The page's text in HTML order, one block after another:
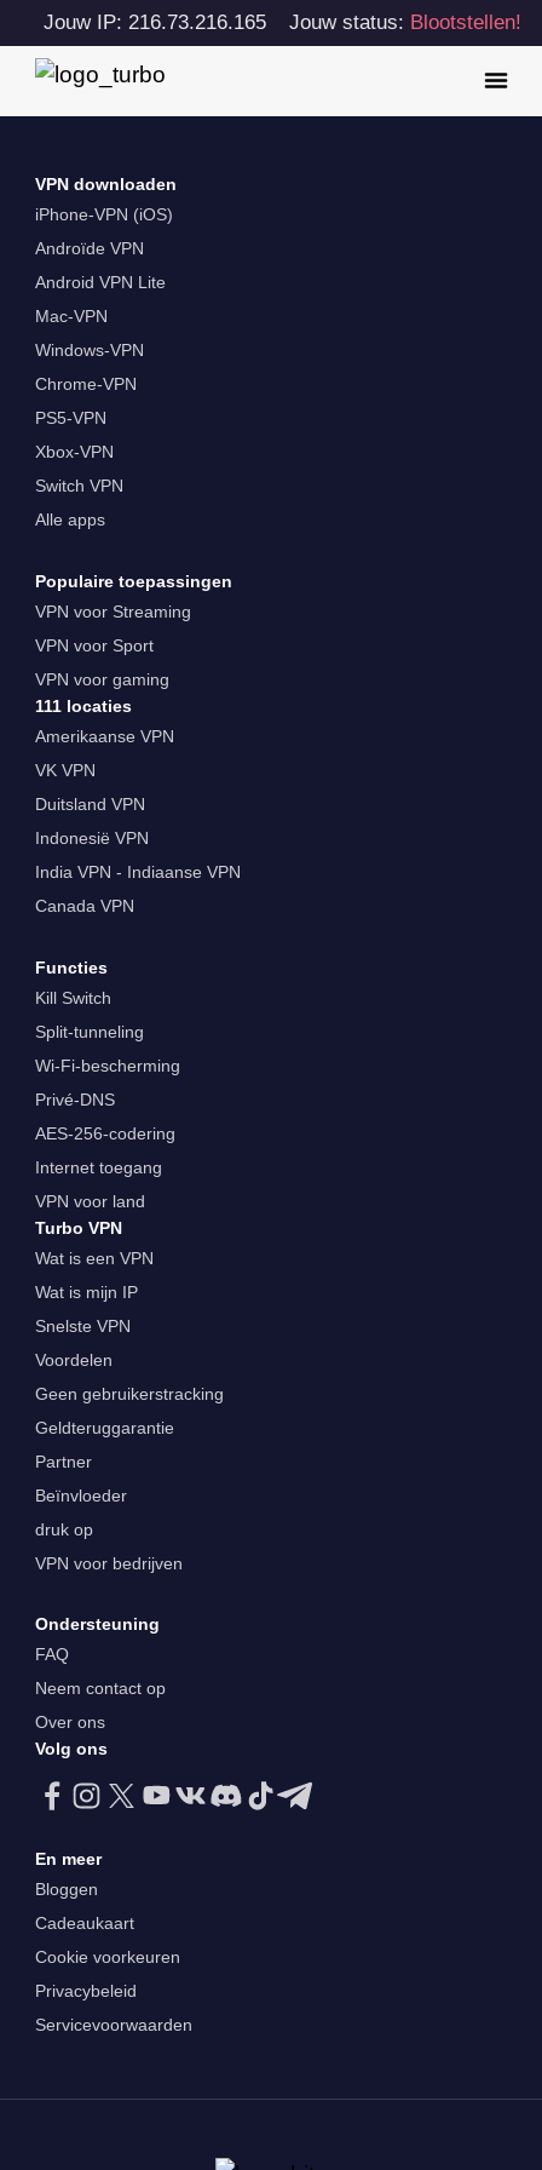
Jouw IP: 216.73.216.165 Jouw status: Blootstellen!
VPN downloaden
iPhone-VPN (iOS)
Androïde VPN
Android VPN Lite
Mac-VPN
Windows-VPN
Chrome-VPN
PS5-VPN
Xbox-VPN
Switch VPN
Alle apps
Populaire toepassingen
VPN voor Streaming
VPN voor Sport
VPN voor gaming
111 locaties
Amerikaanse VPN
VK VPN
Duitsland VPN
Indonesië VPN
India VPN - Indiaanse VPN
Canada VPN
Functies
Kill Switch
Split-tunneling
Wi-Fi-bescherming
Privé-DNS
AES-256-codering
Internet toegang
VPN voor land
Turbo VPN
Wat is een VPN
Wat is mijn IP
Snelste VPN
Voordelen
Geen gebruikerstracking
Geldteruggarantie
Partner
Beïnvloeder
druk op
VPN voor bedrijven
Ondersteuning
FAQ
Neem contact op
Over ons
Volg ons
En meer
Bloggen
Cadeaukaart
Cookie voorkeuren
Privacybeleid
Servicevoorwaarden